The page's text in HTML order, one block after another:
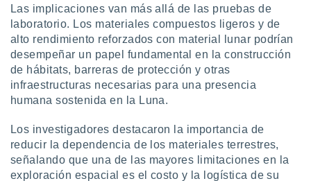
1199
Las implicaciones van más allá de las pruebas de
laboratorio. Los materiales compuestos ligeros y de
alto rendimiento reforzados con material lunar podrían
desempeñar un papel fundamental en la construcción
de hábitats, barreras de protección y otras
infraestructuras necesarias para una presencia
humana sostenida en la Luna.
Los investigadores destacaron la importancia de
reducir la dependencia de los materiales terrestres,
señalando que una de las mayores limitaciones en la
exploración espacial es el costo y la logística de su